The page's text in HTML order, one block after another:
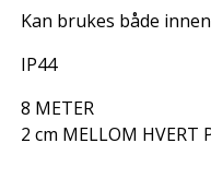
Kan brukes både
IP44
8 METER
2 cm MELLOM HVERT